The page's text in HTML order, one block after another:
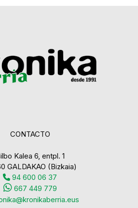
CONTACTO
Kalea 6, entpl. 1
GALDAKAO (Bizkaia)
94 600 06 37
667 449 779